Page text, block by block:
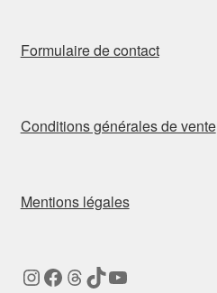
Formulaire de contact
Conditions générales de vente
Mentions légales
Instagram
Facebook
Threads
TikTok
YouTube